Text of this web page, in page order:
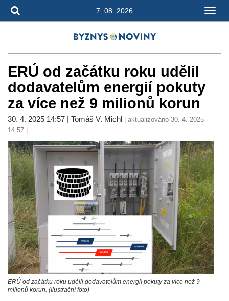
7. 08. 2026
ERÚ od začátku roku udělil
dodavatelům energií pokuty
za více než 9 milionů korun
30. 4. 2025 14:57 | Tomáš V. Michl | aktualizováno 30. 4. 2025
14:57 |
ERÚ od začátku roku udělil dodavatelům energií pokuty za více než 9
milionů korun. (Ilustrační foto)